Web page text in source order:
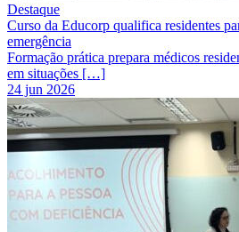
Destaque
Curso da Educorp qualifica residentes
emergência
Formação prática prepara médicos
em situações […]
24 jun 2026